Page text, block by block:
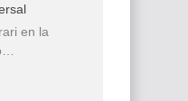
en la